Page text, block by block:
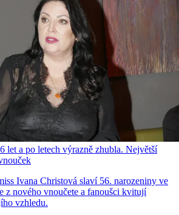
let a po letech výrazně zhubla. Největší
Ivana Christová slaví 56. narozeniny ve
z nového vnoučete a fanoušci kvitují
vzhledu.